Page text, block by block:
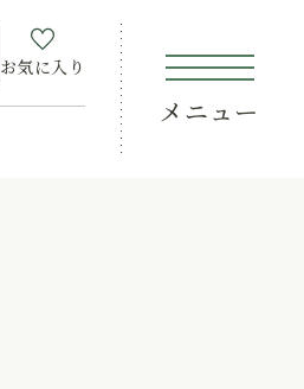
お気に入り
メニュー